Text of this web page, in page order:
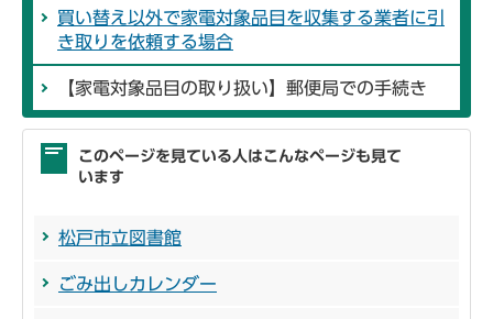
買い替え以外で家電対象品目を収集する業者に引
き取りを依頼する場合
【家電対象品目の取り扱い】郵便局での手続き
このページを見ている人はこんなページも見て
います
松戸市立図書館
ごみ出しカレンダー